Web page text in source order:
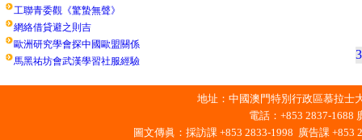
工聯青委觀《驚蟄無聲》
網絡借貸避之則吉
歐洲研究學會探中國歐盟關係
馬黑祐坊會武漢學習社服經驗
3